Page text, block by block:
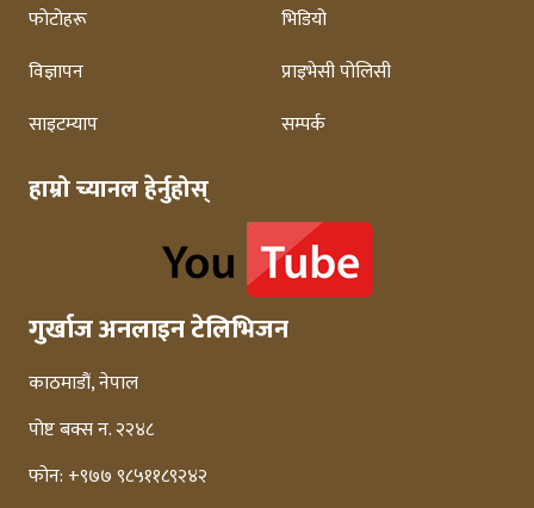
फोटोहरू
भिडियो
विज्ञापन
प्राइभेसी पोलिसी
साइटम्याप
सम्पर्क
हाम्रो च्यानल हेर्नुहोस्
गुर्खाज अनलाइन टेलिभिजन
काठमाडौं, नेपाल
पोष्ट बक्स न. २२४८
फोन: +९७७ ९८५११८९२४२